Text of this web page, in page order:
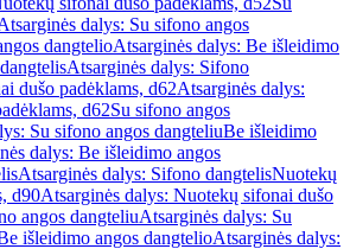
dalys: Su sifono angos
dangtelioAtsarginės dalys: Be išleidimo
Atsarginės dalys: Sifono
dušo padėklams, d62Atsarginės dalys:
d62Su sifono angos
Su sifono angos dangteliuBe išleidimo
dalys: Be išleidimo angos
Atsarginės dalys: Sifono dangtelisNuotekų
d90Atsarginės dalys: Nuotekų sifonai dušo
angos dangteliuAtsarginės dalys: Su
išleidimo angos dangtelioAtsarginės dalys: